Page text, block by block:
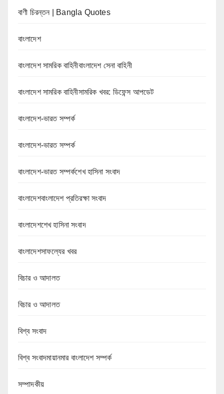
বাণী চিরন্তন | Bangla Quotes
বাংলাদেশ
বাংলাদেশ সামরিক বাহিনীবাংলাদেশ সেনা বাহিনী
বাংলাদেশ সামরিক বাহিনীসামরিক খবর: ডিফেন্স আপডেট
বাংলাদেশ-ভারত সম্পর্ক
বাংলাদেশ-ভারত সম্পর্ক
বাংলাদেশ-ভারত সম্পর্কশেখ হাসিনা সংবাদ
বাংলাদেশবাংলাদেশ প্রতিরক্ষা সংবাদ
বাংলাদেশশেখ হাসিনা সংবাদ
বাংলাদেশসাফল্যের খবর
বিচার ও আদালত
বিচার ও আদালত
বিশ্ব সংবাদ
বিশ্ব সংবাদমায়ানমার বাংলাদেশ সম্পর্ক
সম্পাদকীয়